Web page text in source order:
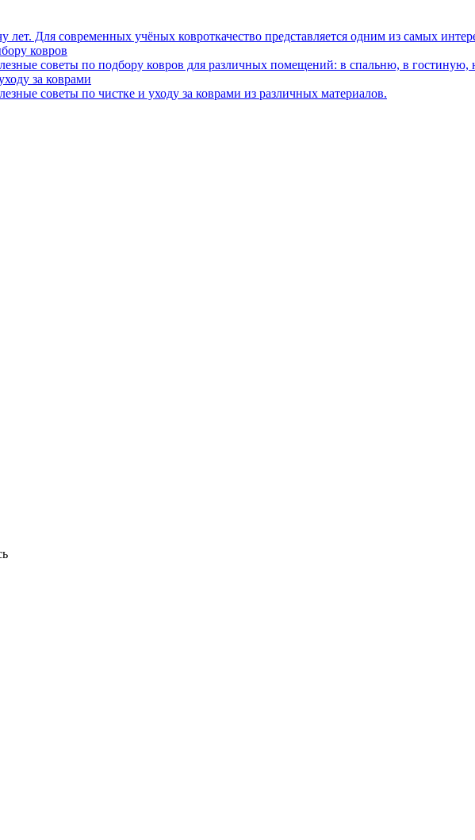
лет. Для современных учёных ковроткачество представляется одним из самых
советы по подбору ковров для различных помещений: в спальню, в гостиную,
советы по чистке и уходу за коврами из различных материалов.